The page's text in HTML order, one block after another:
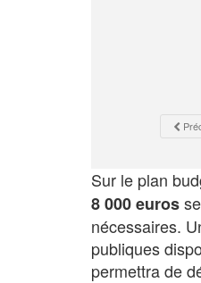
Sur le plan
8 000 euros
nécessaires.
publiques
permettra de